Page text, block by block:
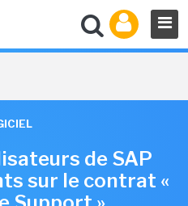
de SAP
sur le contrat «